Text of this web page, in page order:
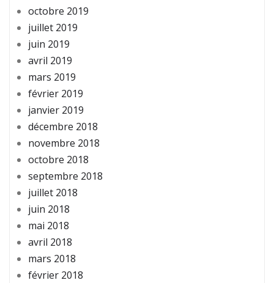
octobre 2019
juillet 2019
juin 2019
avril 2019
mars 2019
février 2019
janvier 2019
décembre 2018
novembre 2018
octobre 2018
septembre 2018
juillet 2018
juin 2018
mai 2018
avril 2018
mars 2018
février 2018